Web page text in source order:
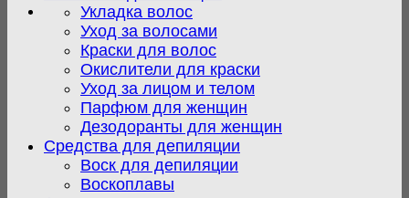
Укладка волос
Уход за волосами
Краски для волос
Окислители для краски
Уход за лицом и телом
Парфюм для женщин
Дезодоранты для женщин
Средства для депиляции
Воск для депиляции
Воскоплавы